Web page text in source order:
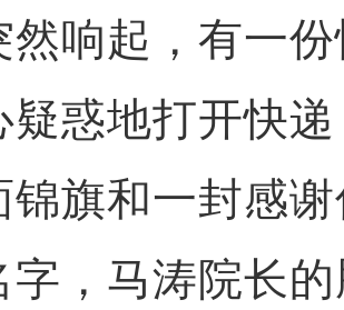
然响起，有一
疑惑地打开快
锦旗和一封感
字，马涛院长